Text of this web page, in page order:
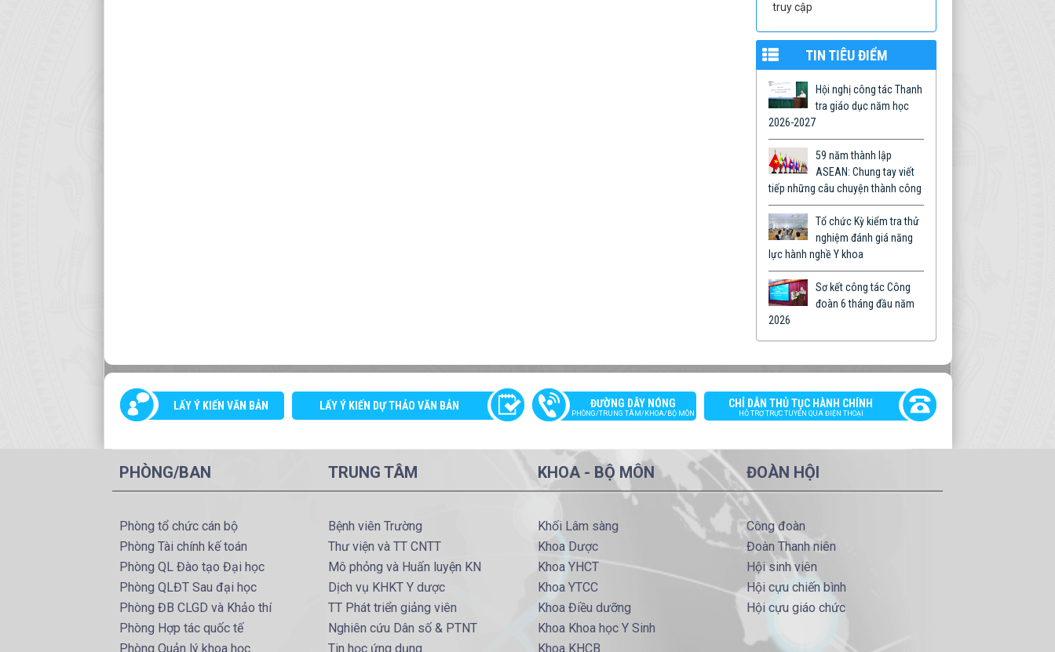
truy cập
TIN TIÊU ĐIỂM
Hội nghị công tác Thanh
tra giáo dục năm học
2026-2027
59 năm thành lập
ASEAN: Chung tay viết
tiếp những câu chuyện thành công
Tổ chức Kỳ kiểm tra thử
nghiệm đánh giá năng
lực hành nghề Y khoa
Sơ kết công tác Công
đoàn 6 tháng đầu năm
2026
LẤY Ý KIẾN VĂN BẢN LẤY Ý KIẾN DỰ THẢO VĂN BẢN ĐƯỜNG DÂY NÓNG
PHÒNG/TRUNG TÂM/KHOA/BỘ MÔN
CHỈ DẪN THỦ TỤC HÀNH CHÍNH
HỖ TRỢ TRỰC TUYẾN QUA ĐIỆN THOẠI
PHÒNG/BAN
Phòng tổ chức cán bộ
Phòng Tài chính kế toán
Phòng QL Đào tạo Đại học
Phòng QLĐT Sau đại học
Phòng ĐB CLGD và Khảo thí
Phòng Hợp tác quốc tế
Phòng Quản lý khoa học
TRUNG TÂM
Bệnh viên Trường
Thư viện và TT CNTT
Mô phỏng và Huấn luyện KN
Dịch vụ KHKT Y dược
TT Phát triển giảng viên
Nghiên cứu Dân số & PTNT
Tin học ứng dụng
KHOA - BỘ MÔN
Khối Lâm sàng
Khoa Dược
Khoa YHCT
Khoa YTCC
Khoa Điều dưỡng
Khoa Khoa học Y Sinh
Khoa KHCB
ĐOÀN HỘI
Công đoàn
Đoàn Thanh niên
Hội sinh viên
Hội cựu chiến bình
Hội cựu giáo chức